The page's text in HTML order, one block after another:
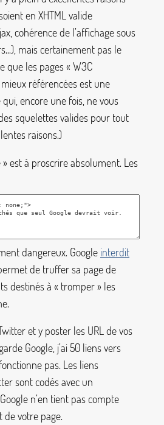
en XHTML valide
cohérence de l’affichage sous
mais certainement pas le
que les pages « W3C
référencées est une
encore une fois, ne vous
squelettes valides pour tout
raisons.)
» est à proscrire absolument. Les
dangereux. Google interdit
de truffer sa page de
destinés à « tromper» les
et y poster les URL de vos
Google, j’ai 50 liens vers
pas. Les liens
sont codés avec un
Google n’en tient pas compte
de votre page.